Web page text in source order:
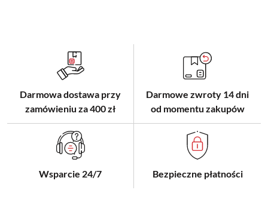
Darmowa dostawa przy
zamówieniu za 400 zł
Darmowe zwroty 14 dni
od momentu zakupów
Wsparcie 24/7 Bezpieczne płatności